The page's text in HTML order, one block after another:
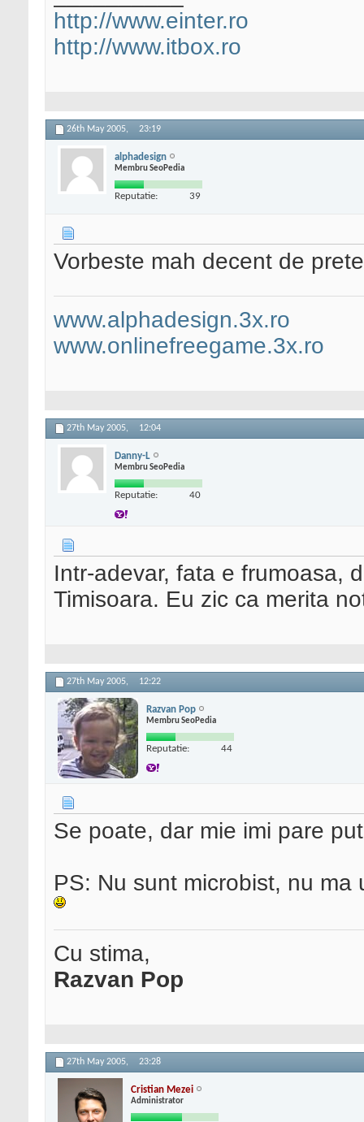
http://www.einter.ro
http://www.itbox.ro
26th May 2005, 23:19
alphadesign
Membru SeoPedia
Reputatie: 39
Vorbeste mah decent de
www.alphadesign.3x.ro
www.onlinefreegame.3x.ro
27th May 2005, 12:04
Danny-L
Membru SeoPedia
Reputatie: 40
Intr-adevar, fata e frumoasa,
Timisoara. Eu zic ca merita
27th May 2005, 12:22
Razvan Pop
Membru SeoPedia
Reputatie: 44
Se poate, dar mie imi pare
PS: Nu sunt microbist, nu
Cu stima,
Razvan Pop
27th May 2005, 23:28
Cristian Mezei
Administrator